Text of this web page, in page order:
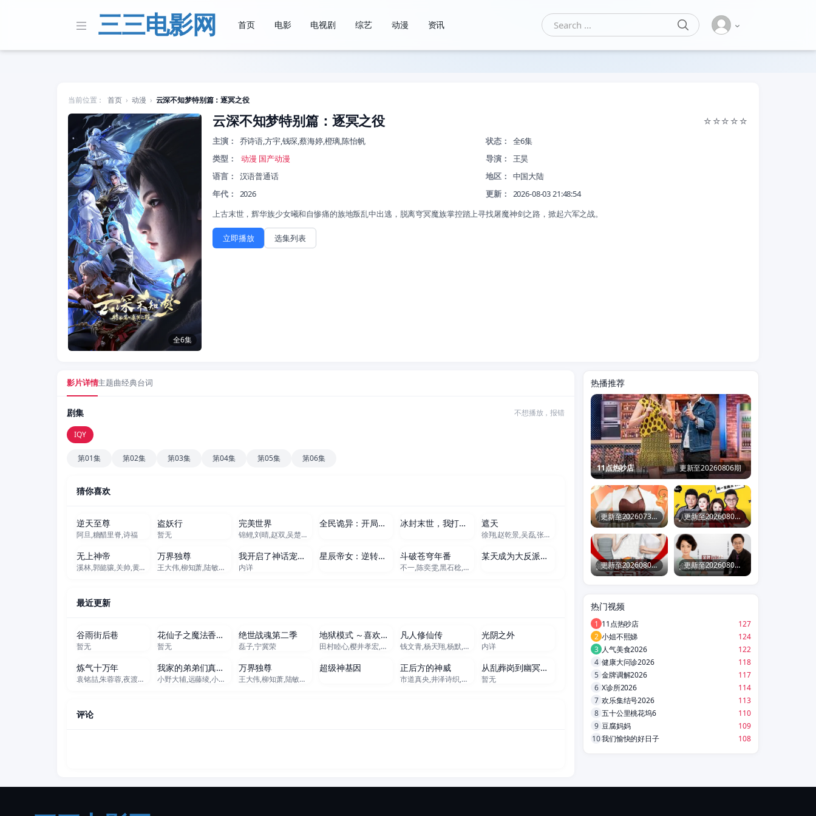
三三电影网 首页 电影 电视剧 综艺 动漫 资讯
Search for:
SEARCH
当前位置： 首页 › 动漫 › 云深不知梦特别篇：逐冥之役
全6集
云深不知梦特别篇：逐冥之役 ☆ ☆☆ ☆ ☆
主演： 乔诗语,方宇,钱琛,蔡海婷,橙璃,陈怡帆 状态：
全6集
类型：
动漫 国产动漫 导演：
王昊
语言：
汉语普通话 地区：
中国大陆
年代：
2026 更新：
2026-08-03 21:48:54
上古末世，辉华族少女曦和自惨痛的族地叛乱中出逃，脱离穹冥魔族掌控踏上寻找屠魔神剑之路，掀起六军之战。
立即播放 选集列表
影片详情主题曲经典台词
剧集 不想播放，报错
IQY
第01集 第02集 第03集 第04集 第05集 第06集
猜你喜欢
逆天至尊
阿旦,糖醋里脊,诗福
盗妖行
暂无
完美世界
锦鲤,刘晴,赵双,吴楚越,阎么么,宣晓鸣
全民诡异：开局掌握零元购 冰封末世，我打造完美领地 遮天
徐翔,赵乾景,吴磊,张若瑜,张欣,王肖兵,韩娇娇,李蝉妃
更新至629集
无上神帝
溪林,郭懿骧,关帅,黄骥,季骜杰,钟巍,烈之流星,蘭雨馨,张妮,徐翔,Akira明,柳知萧
万界独尊
王大伟,柳知萧,陆敏悦 Minyue Lu,黄骥,关帅,蘭雨馨,季骜杰,默伶,宴宁,徐翔,张妮,烈之流星,钟巍,Akira明,安志,kinsen,芥末
更新至142集
我开启了神话宠兽时代
内详
星辰帝女：逆转命运之歌 斗破苍穹年番
不一,陈奕雯,黑石稔,郭鸿博,v17-富贵,王宇航,赵洋
更新至68集
某天成为大反派的妹妹
最近更新
谷雨街后巷
暂无
花仙子之魔法香对论
暂无
绝世战魂第二季
磊子,宁冀荣
地狱模式 ～喜欢速通游戏的玩家在废设定异世界无双～第2季
田村睦心,樱井孝宏,大原沙耶香,大塚明夫,千本木彩花,小市真琴,杉田智和,千叶翔也,畠中祐,石川英郎,三宅麻理惠,饭冢麻结
凡人修仙传
钱文青,杨天翔,杨默,歪歪,谷江山,乔诗语,佟心竹
光阴之外
内详
炼气十万年
袁铭喆,朱蓉蓉,夜渡于野,孙睿扬,王曼诗,周侗,夏觅尘,孙熹鹤,张胡子,唐策,李翰林,闫子蔚,胡正健,叙白,家明,康潇文,三羊,易湫,梅媛菲,凃雄飞,羊羽先生
我家的弟弟们真是让您费心了
小野大辅,远藤绫,小野贤章,大空直美,八代拓,增田俊树,寺泽百花
更新至472集
万界独尊
王大伟,柳知萧,陆敏悦 Minyue Lu,黄骥,关帅,蘭雨馨,季骜杰,默伶,宴宁,徐翔,张妮,烈之流星,钟巍,Akira明,安志,kinsen,芥末
更新至130集
超级神基因
更新至06集
正后方的神威
市道真央,井泽诗织,杉田智和,相坂优歌
从乱葬岗到幽冥之主
暂无
评论
热播推荐
更新至20260806期
11点热吵店
更新至20260730期
小姐不熙娣 更新至20260806期
人气美食2026
更新至20260806期
健康大问诊2026 更新至20260806期
金牌调解2026
热门视频
1 11点热吵店
127
2 小姐不熙娣
124
3 人气美食2026
122
4 健康大问诊2026
118
5 金牌调解2026
117
6 X诊所2026
114
7 欢乐集结号2026
113
8 五十公里桃花坞6
110
9 豆腐妈妈
109
10我们愉快的好日子 108